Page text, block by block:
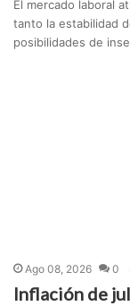
El mercado laboral
tanto la estabilidad
posibilidades de
Ago 08, 2026 0
Inflación de